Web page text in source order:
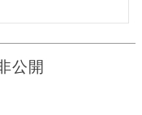
公開